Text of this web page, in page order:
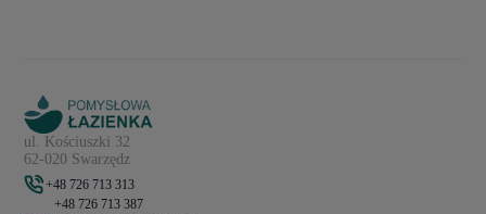
ul. Kościuszki 32
62-020 Swarzędz
+48 726 713 313
+48 726 713 387